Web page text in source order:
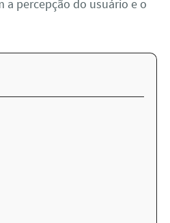
percepção do usuário e o